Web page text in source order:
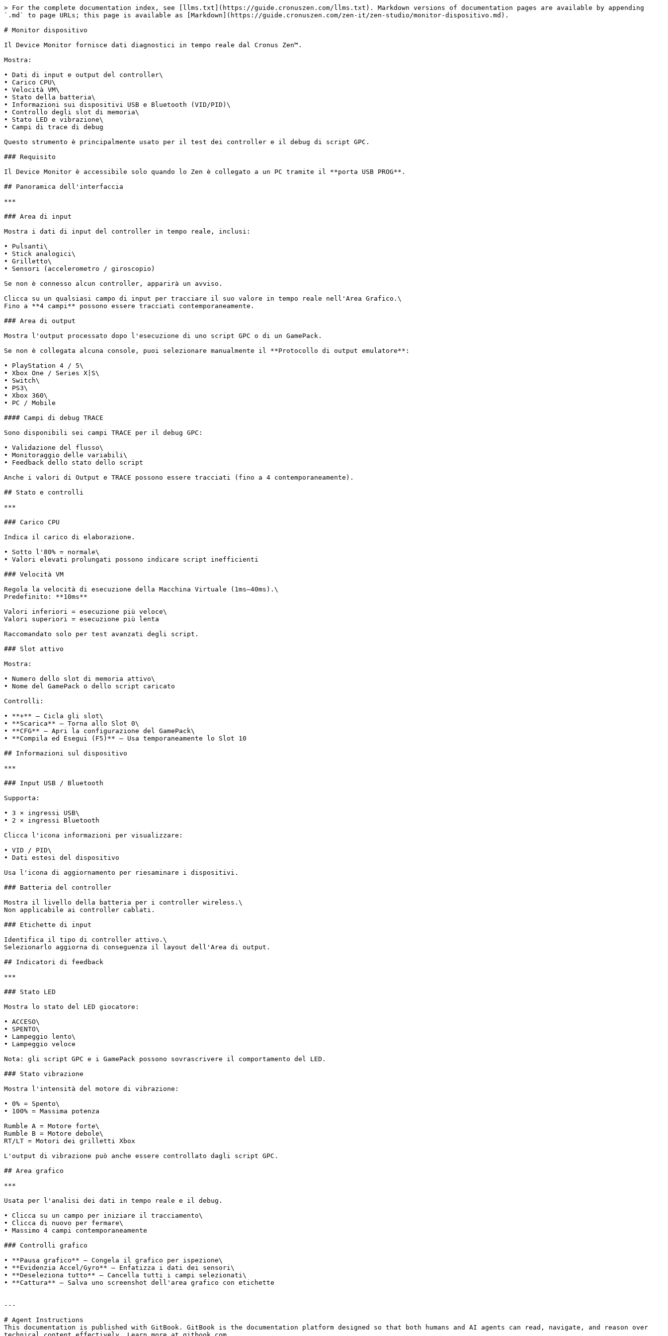
> For the complete documentation index, see [llms.txt](https://guide.cronuszen.com/llms.txt). Markdown versions of documentation pages are available by appending
`.md` to page URLs; this page is available as [Markdown](https://guide.cronuszen.com/zen-it/zen-studio/monitor-dispositivo.md).
# Monitor dispositivo
Il Device Monitor fornisce dati diagnostici in tempo reale dal Cronus Zen™.
Mostra:
• Dati di input e output del controller\
• Carico CPU\
• Velocità VM\
• Stato della batteria\
• Informazioni sui dispositivi USB e Bluetooth (VID/PID)\
• Controllo degli slot di memoria\
• Stato LED e vibrazione\
• Campi di trace di debug
Questo strumento è principalmente usato per il test dei controller e il debug di script GPC.
### Requisito
Il Device Monitor è accessibile solo quando lo Zen è collegato a un PC tramite il **porta USB PROG**.
## Panoramica dell'interfaccia
***
### Area di input
Mostra i dati di input del controller in tempo reale, inclusi:
• Pulsanti\
• Stick analogici\
• Grilletto\
• Sensori (accelerometro / giroscopio)
Se non è connesso alcun controller, apparirà un avviso.
Clicca su un qualsiasi campo di input per tracciare il suo valore in tempo reale nell'Area Grafico.\
Fino a **4 campi** possono essere tracciati contemporaneamente.
### Area di output
Mostra l'output processato dopo l'esecuzione di uno script GPC o di un GamePack.
Se non è collegata alcuna console, puoi selezionare manualmente il **Protocollo di output emulatore**:
• PlayStation 4 / 5\
• Xbox One / Series X|S\
• Switch\
• PS3\
• Xbox 360\
• PC / Mobile
#### Campi di debug TRACE
Sono disponibili sei campi TRACE per il debug GPC:
• Validazione del flusso\
• Monitoraggio delle variabili\
• Feedback dello stato dello script
Anche i valori di Output e TRACE possono essere tracciati (fino a 4 contemporaneamente).
## Stato e controlli
***
### Carico CPU
Indica il carico di elaborazione.
• Sotto l'80% = normale\
• Valori elevati prolungati possono indicare script inefficienti
### Velocità VM
Regola la velocità di esecuzione della Macchina Virtuale (1ms–40ms).\
Predefinito: **10ms**
Valori inferiori = esecuzione più veloce\
Valori superiori = esecuzione più lenta
Raccomandato solo per test avanzati degli script.
### Slot attivo
Mostra:
• Numero dello slot di memoria attivo\
• Nome del GamePack o dello script caricato
Controlli:
• **+** – Cicla gli slot\
• **Scarica** – Torna allo Slot 0\
• **CFG** – Apri la configurazione del GamePack\
• **Compila ed Esegui (F5)** – Usa temporaneamente lo Slot 10
## Informazioni sul dispositivo
***
### Input USB / Bluetooth
Supporta:
• 3 × ingressi USB\
• 2 × ingressi Bluetooth
Clicca l'icona informazioni per visualizzare:
• VID / PID\
• Dati estesi del dispositivo
Usa l'icona di aggiornamento per riesaminare i dispositivi.
### Batteria del controller
Mostra il livello della batteria per i controller wireless.\
Non applicabile ai controller cablati.
### Etichette di input
Identifica il tipo di controller attivo.\
Selezionarlo aggiorna di conseguenza il layout dell'Area di output.
## Indicatori di feedback
***
### Stato LED
Mostra lo stato del LED giocatore:
• ACCESO\
• SPENTO\
• Lampeggio lento\
• Lampeggio veloce
Nota: gli script GPC e i GamePack possono sovrascrivere il comportamento del LED.
### Stato vibrazione
Mostra l'intensità del motore di vibrazione:
• 0% = Spento\
• 100% = Massima potenza
Rumble A = Motore forte\
Rumble B = Motore debole\
RT/LT = Motori dei grilletti Xbox
L'output di vibrazione può anche essere controllato dagli script GPC.
## Area grafico
***
Usata per l'analisi dei dati in tempo reale e il debug.
• Clicca su un campo per iniziare il tracciamento\
• Clicca di nuovo per fermare\
• Massimo 4 campi contemporaneamente
### Controlli grafico
• **Pausa grafico** – Congela il grafico per ispezione\
• **Evidenzia Accel/Gyro** – Enfatizza i dati dei sensori\
• **Deseleziona tutto** – Cancella tutti i campi selezionati\
• **Cattura** – Salva uno screenshot dell'area grafico con etichette
---
# Agent Instructions
This documentation is published with GitBook. GitBook is the documentation platform designed so that both humans and AI agents can read, navigate, and reason over